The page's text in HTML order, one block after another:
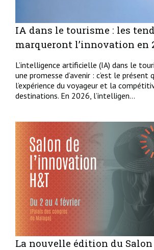
IA dans le tourisme : les
marqueront l’innovation en
L’intelligence artificielle (IA) dans le
une promesse d’avenir : c’est le présent
l’expérience du voyageur et la
destinations. En 2026, l’intelligen...
La nouvelle édition du Salon